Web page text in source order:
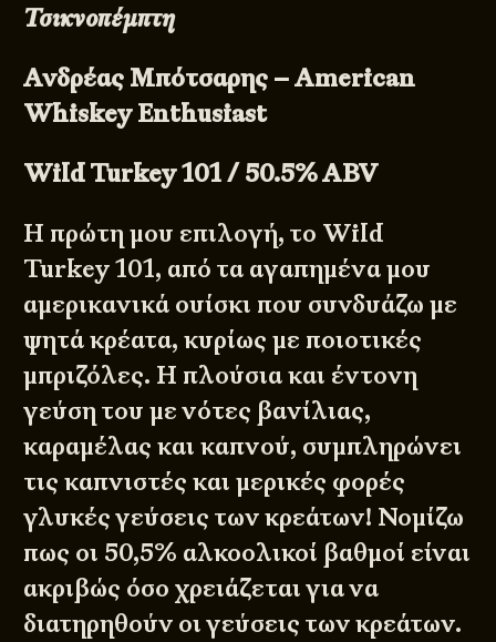
Τσικνοπέμπτη
Ανδρέας Μπότσαρης – American
Whiskey Enthusiast
Wild Turkey 101 / 50.5% ABV
Η πρώτη μου επιλογή, το Wild
Turkey 101, από τα αγαπημένα μου
αμερικανικά ουίσκι που συνδυάζω με
ψητά κρέατα, κυρίως με ποιοτικές
μπριζόλες. Η πλούσια και έντονη
γεύση του με νότες βανίλιας,
καραμέλας και καπνού, συμπληρώνει
τις καπνιστές και μερικές φορές
γλυκές γεύσεις των κρεάτων! Νομίζω
πως οι 50,5% αλκοολικοί βαθμοί είναι
ακριβώς όσο χρειάζεται για να
διατηρηθούν οι γεύσεις των κρεάτων.